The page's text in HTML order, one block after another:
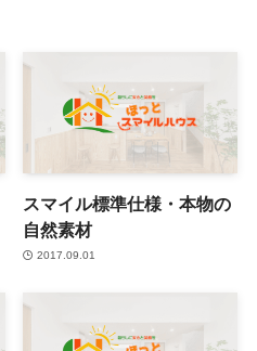
スマイル標準仕様・本物の
自然素材
2017.09.01